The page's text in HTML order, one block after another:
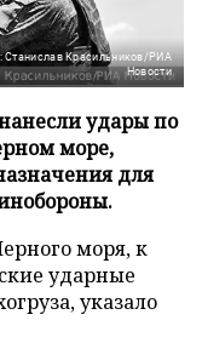
Станислав Красильников/РИА
Новости
удары по
море,
для
моря, к
ударные
указало